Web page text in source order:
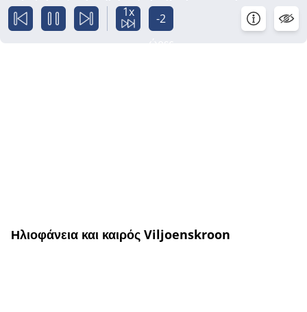
1x
-2
Ηλιοφάνεια και καιρός Viljoenskroon